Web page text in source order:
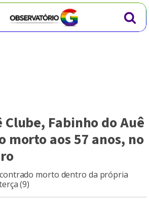
Clube, Fabinho do Auê
morto aos 57 anos, no
morto dentro da própria
(9)